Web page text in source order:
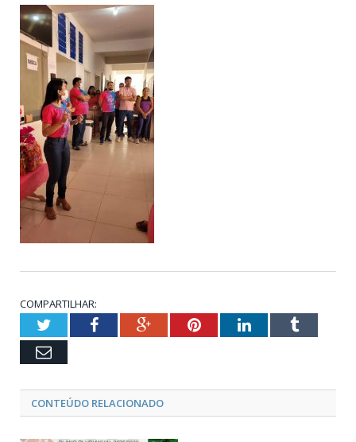
COMPARTILHAR:
TwitterFacebookGoogle+PinterestLinkedInTumblr
Email
CONTEÚDO RELACIONADO